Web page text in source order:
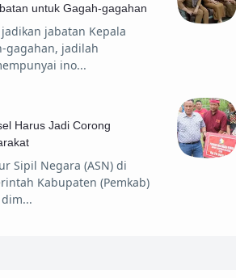
untuk Gagah-gagahan
jadikan jabatan Kepala
gagahan, jadilah
ino
Harus Jadi Corong
Sipil Negara (ASN) di
Kabupaten (Pemkab)